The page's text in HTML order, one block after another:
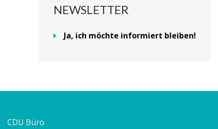
NEWSLETTER
Ja, ich möchte informiert bleiben!
CDU Büro